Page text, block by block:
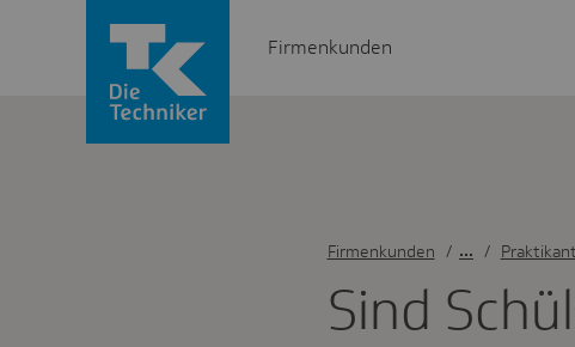
Firmenkunden
Sind
Firmenkunden /